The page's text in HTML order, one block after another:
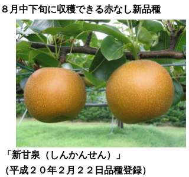
８月中下旬に収穫できる赤なし新品種
「新甘泉（しんかんせん）」
（平成２０年２月２２日品種登録）